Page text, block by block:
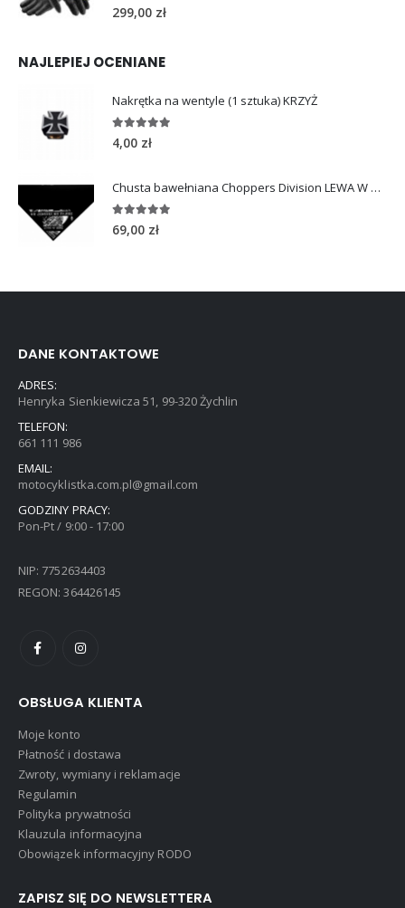
out of 5
299,00 zł
NAJLEPIEJ OCENIANE
Nakrętka na wentyle (1 sztuka) KRZYŻ
out of 5
4,00 zł
Chusta bawełniana Choppers Division LEWA W GÓRĘ
out of 5
69,00 zł
DANE KONTAKTOWE
ADRES:
Henryka Sienkiewicza 51, 99-320 Żychlin
TELEFON:
661 111 986
EMAIL:
motocyklistka.com.pl@gmail.com
GODZINY PRACY:
Pon-Pt / 9:00 - 17:00
NIP: 7752634403
REGON: 364426145
OBSŁUGA KLIENTA
Moje konto
Płatność i dostawa
Zwroty, wymiany i reklamacje
Regulamin
Polityka prywatności
Klauzula informacyjna
Obowiązek informacyjny RODO
ZAPISZ SIĘ DO NEWSLETTERA